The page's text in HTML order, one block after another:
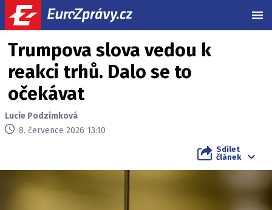
Trumpova slova vedou k
reakci trhů. Dalo se to
očekávat
Lucie Podzimková
8. července 2026 13:10
Sdílet
článek